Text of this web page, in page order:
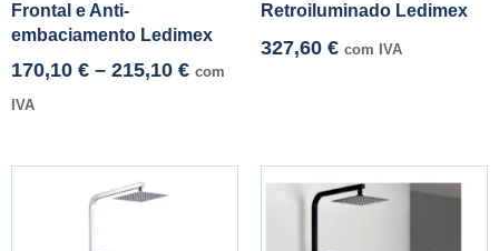
Frontal e Anti-
embaciamento Ledimex
170,10 € – 215,10 € com
IVA
Retroiluminado Ledimex
327,60 € com IVA